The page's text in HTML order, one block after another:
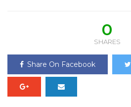
0
SHARES
Share On Facebook